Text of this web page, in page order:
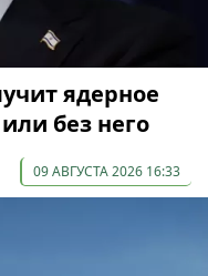
ядерное
без него
09 АВГУСТА 2026 16:33